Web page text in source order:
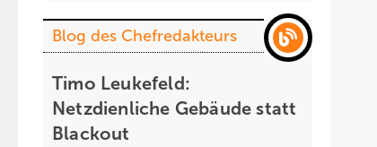
Blog des Chefredakteurs
Timo Leukefeld:
Netzdienliche Gebäude statt
Blackout